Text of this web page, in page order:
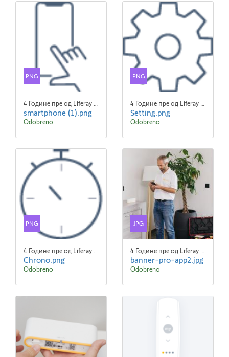
PNG
4 Године пре од Liferay Admin Liferay Admin
smartphone (1).png
Odobreno
PNG
4 Године пре од Liferay Admin Liferay Admin
Setting.png
Odobreno
PNG
4 Године пре од Liferay Admin Liferay Admin
Chrono.png
Odobreno
JPG
4 Године пре од Liferay Admin Liferay Admin
banner-pro-app2.jpg
Odobreno